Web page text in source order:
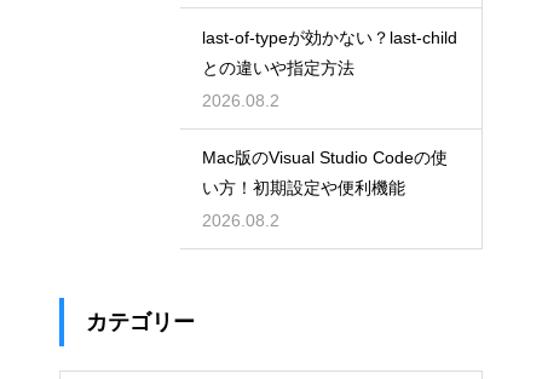
last-of-typeが効かない？last-child
との違いや指定方法
2026.08.2
Mac版のVisual Studio Codeの使
い方！初期設定や便利機能
2026.08.2
カテゴリー